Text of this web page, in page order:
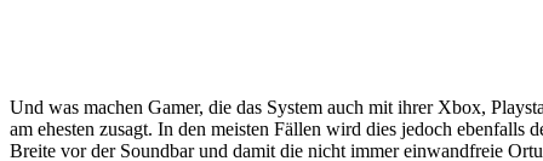
Und was machen Gamer, die das System auch mit ihrer Xbox,
am ehesten zusagt. In den meisten Fällen wird dies jedoch
Breite vor der Soundbar und damit die nicht immer einwandfreie